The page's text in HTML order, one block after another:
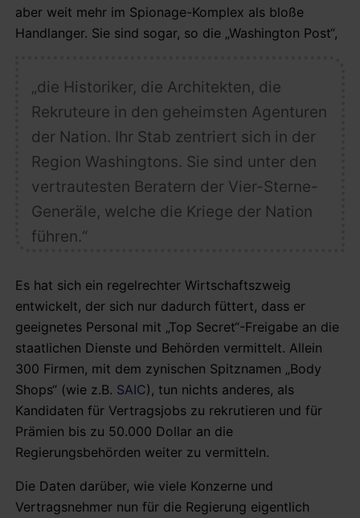
aber weit mehr im Spionage-Komplex als bloße
Handlanger. Sie sind sogar, so die „Washington Post“,
„die Historiker, die Architekten, die
Rekruteure in den geheimsten Agenturen
der Nation. Ihr Stab zentriert sich in der
Region Washingtons. Sie sind unter den
vertrautesten Beratern der Vier-Sterne-
Generäle, welche die Kriege der Nation
führen.“
Es hat sich ein regelrechter Wirtschaftszweig
entwickelt, der sich nur dadurch füttert, dass er
geeignetes Personal mit „Top Secret“-Freigabe an die
staatlichen Dienste und Behörden vermittelt. Allein
300 Firmen, mit dem zynischen Spitznamen „Body
Shops“ (wie z.B. SAIC), tun nichts anderes, als
Kandidaten für Vertragsjobs zu rekrutieren und für
Prämien bis zu 50.000 Dollar an die
Regierungsbehörden weiter zu vermitteln.
Die Daten darüber, wie viele Konzerne und
Vertragsnehmer nun für die Regierung eigentlich